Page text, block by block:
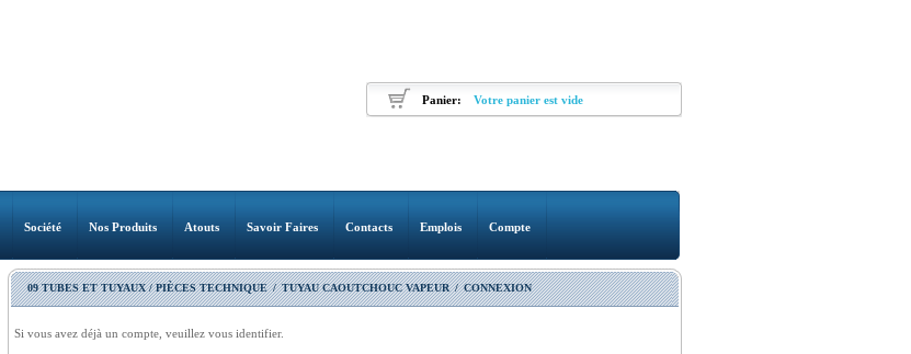
Panier: Votre panier est vide
Société Nos Produits Atouts Savoir Faires Contacts Emplois Compte
09 TUBES ET TUYAUX / PIÈCES TECHNIQUE / TUYAU CAOUTCHOUC VAPEUR / CONNEXION
Si vous avez déjà un compte, veuillez vous identifier.